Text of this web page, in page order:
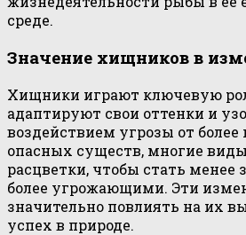
среде.
Значение хищников в
Хищники играют ключевую
адаптируют свои оттенки и
воздействием угрозы от
опасных существ, многие
расцветки, чтобы стать
более угрожающими. Эти
значительно повлиять на их
успех в природе.